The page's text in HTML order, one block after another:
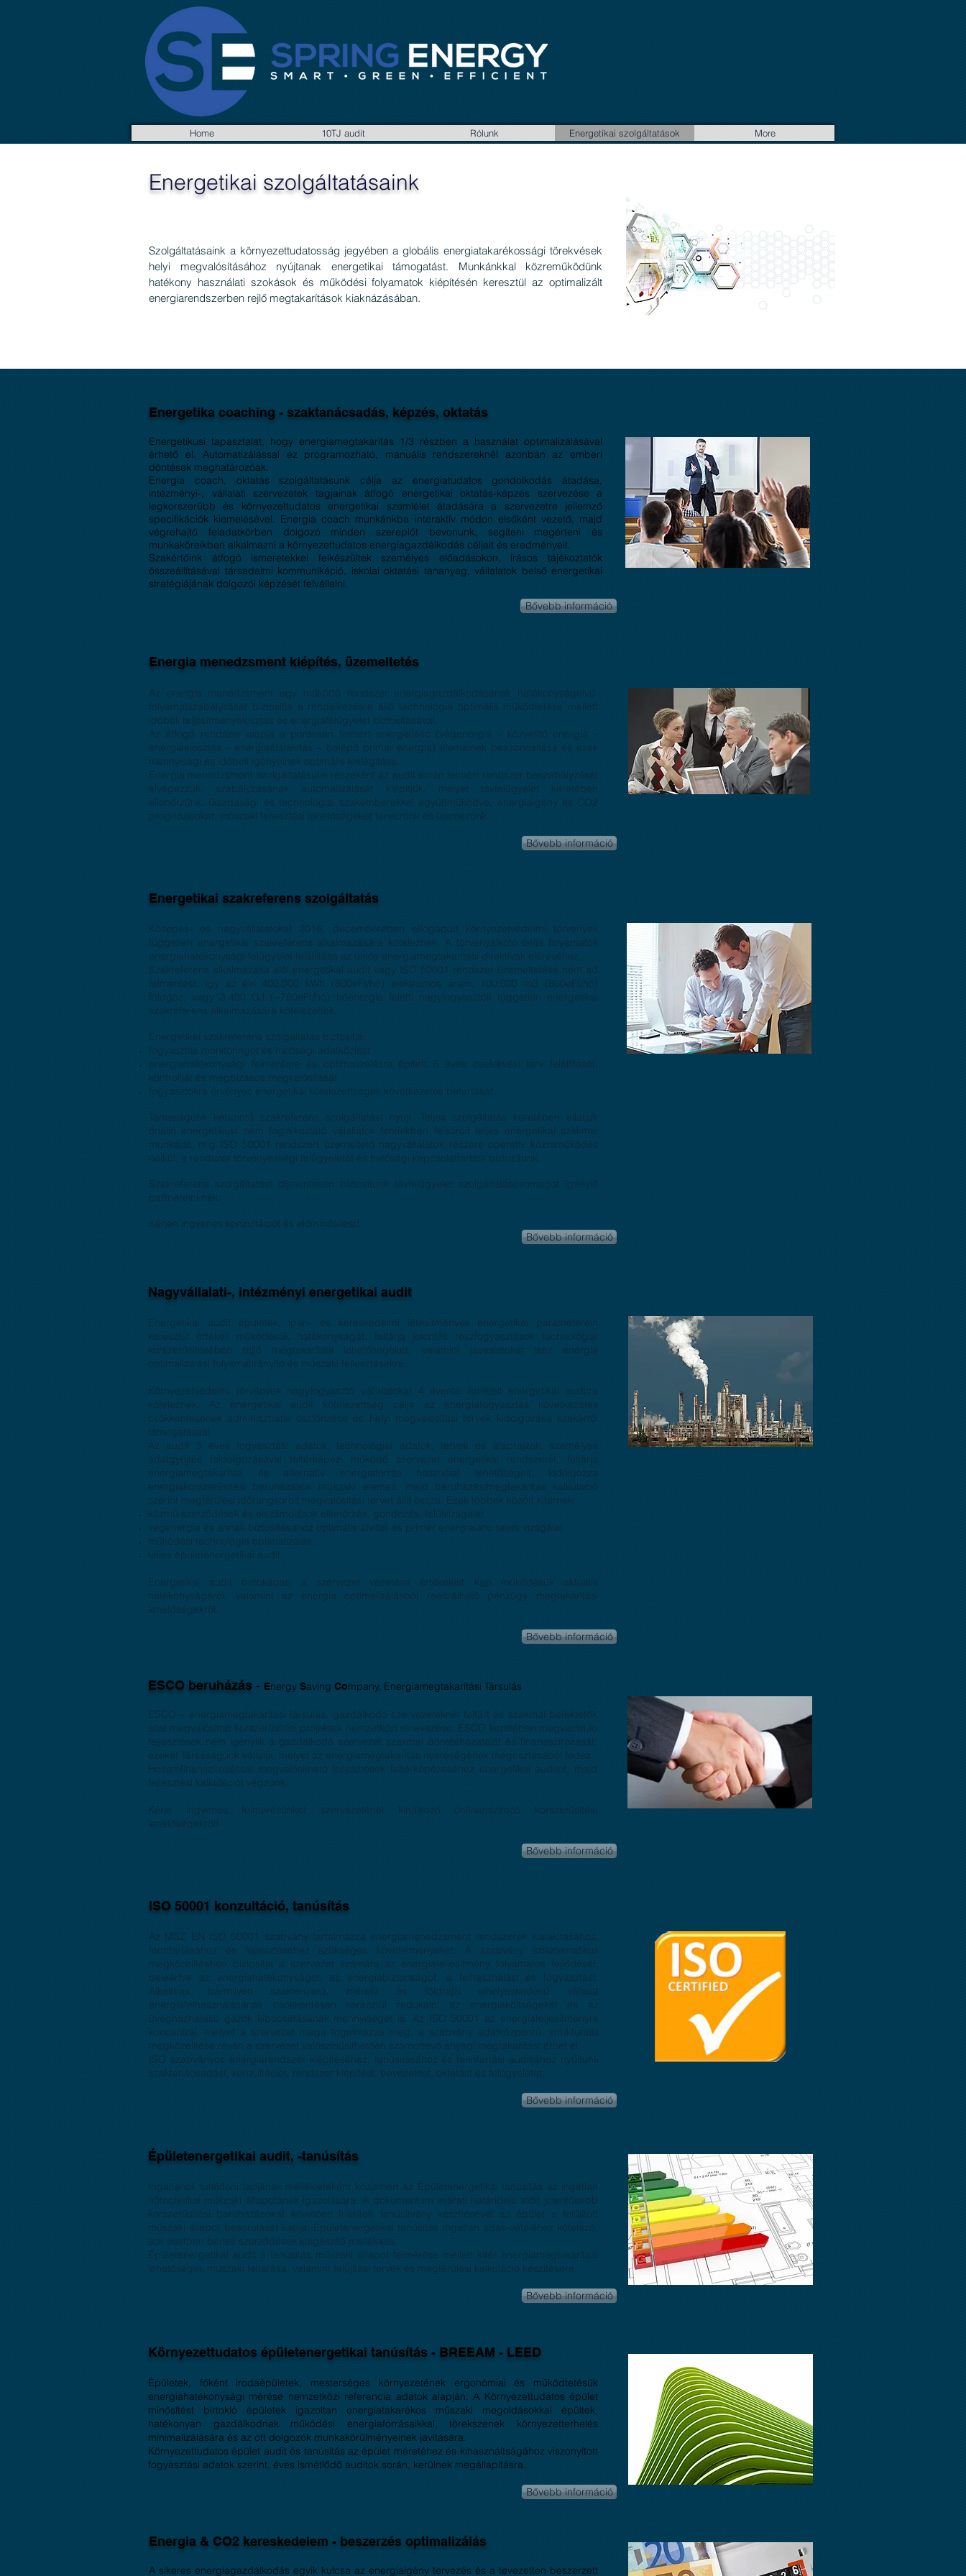
Home 10TJ audit Rólunk Energetikai szolgáltatások More
Energetikai szolgáltatásaink
Szolgáltatásaink a környezettudatosság jegyében a globális energiatakarékossági törekvések
helyi megvalósításához nyújtanak energetikai támogatást. Munkánkkal közreműködünk
hatékony használati szokások és működési folyamatok kiépítésén keresztül az optimalizált
energiarendszerben rejlő megtakarítások kiaknázásában.
Energetika coaching - szaktanácsadás, képzés, oktatás
Energetikusi tapasztalat, hogy energiamegtakarítás 1/3 részben a használat optimalizálásával
érhető el. Automatizálással ez programozható, manuális rendszereknél azonban az emberi
döntések meghatározóak.
Energia coach, oktatás szolgáltatásunk célja az energiatudatos gondolkodás átadása,
intézményi-, vállalati szervezetek tagjainak átfogó energetikai oktatás-képzés szervezése a
legkorszerűbb és környezettudatos energetikai szemlélet átadására a szervezetre jellemző
specifikációk kiemelésével. Energia coach munkánkba interaktív módon elsőként vezető, majd
végrehajtó feladatkörben dolgozó minden szereplőt bevonunk, segíteni megérteni és
munkaköreikben alkalmazni a környezettudatos energiagazdálkodás céljait és eredményeit.
Szakértőink átfogó ismeretekkel felkészültek személyes előadásokon, írásos tájékoztatók
összeállításával társadalmi kommunikáció, iskolai oktatási tananyag, vállalatok belső energetikai
stratégiájának dolgozói képzését felvállalni.
Bővebb információ
Energia menedzsment kiépítés, üzemeltetés
Az energia menedzsment egy működő rendszer energiagazdálkodásának hatékonyságelvű
folyamatszabályzását biztosítja a rendelkezésre álló technológia optimális működtetése mellett
időbeli teljesítményelosztás és energiafelügyelet biztosításával.
Az átfogó rendszer alapja a pontosan felmért energialánc (végenergia – közvetítő energia –
energiaelosztás – energiaátalakítás – belépő primer energia) elemeinek beazonosítása és ezek
mennyiségi és időbeli igényeinek optimális kielégítése.
Energia menedzsment szolgáltatásunk részeként az audit során felmért rendszer beszabályzását
elvégezzük, szabályzásának automatizálását kiépítjük, melyet távfelügyelet keretében
ellenőrzünk. Gazdasági és technológiai szakemberekkel együttműködve, energiaigény és CO2
prognózisokat, műszaki fejlesztési lehetőségeket tervezünk és ütemezünk.
Bővebb információ
Energetikai szakreferens szolgáltatás
Közepes- és nagyvállalatokat 2016. decemberében elfogadott környezetvédelmi törvények
független energetikai szakreferens alkalmazására köteleznek. A törvényalkotó célja folyamatos
energiahatékonysági felügyelet felállítása az úniós energiamegtakarítási direktívák eléréséhez.
Szakreferens alkalmazása alól energetikai audit vagy ISO 50001 rendszer üzemeltetése nem ad
felmentést, így az évi 400.000 kWh (800eFt/hó) elektromos áram, 100.000 m3 (800eFt/hó)
földgáz, vagy 3.400 GJ (~750eFt/hó) hőenergia feletti nagyfogyasztók független energetikai
szakreferens alkalmazására kötelezettek.
Energetikai szakreferens szolgáltatás biztosítja:
fogyasztás monitoringot és hatósági adatközlést
energiahatékonysági felmérésre és optimalizálásra épített 5 éves cselekvési terv felállítását,
kontrollját és megbízásos megvalósítását
fogyasztókra érvényes energetikai kötelezettségek következetes betartását
Társaságunk kétszintű szakreferens szolgáltatást nyújt. Teljes szolgáltatás keretében ellátjuk
önálló energetikust nem foglalkoztató válallatok fentiekben felsorolt teljes energetikai szakmai
munkáját, míg ISO 50001 rendszert üzemeltető nagyvállalatok részére operatív közreműködés
nélkül, a rendszer törvényességi felügyeletét és hatósági kapcsolattartást biztosítunk.
Szakreferens szolgáltatást díjmentesen biztosítunk távfelügyelet szolgáltatáscsomagot igénylő
partnereinknek.
Kérjen ingyenes konzultációt és előminősítést!
Bővebb információ
Nagyvállalati-, intézményi energetikai audit
Energetikai audit épületek, ipari- és kereskedelmi létesítmények energetikai paraméterein
keresztül értékeli működésük hatékonyságát, feltárja jelentős részfogyasztások technológiai
korszerűsítésében rejlő megtakarítási lehetőségeket, valamint javaslatokat tesz energia
optimalizálási folyamatirányító és műszaki fejlesztésekre.
Környezetvédelmi törvények nagyfogyasztó vállalatokat 4 évente ismételt energetikai auditra
köteleznek. Az energetikai audit kötelezettség célja az energiafogyasztás következetes
csökkentésének adminisztratív ösztönzése és helyi megvalósítási tervek kidolgozása szakértői
támogatással.
Az audit 3 éves fogyasztási adatok, technológiai adatok, tervek és alaprajzok, személyes
adatgyűjtés feldolgozásával feltérképezi működő szervezet energetikai rendszerét, feltárja
energiamegtakarítás és alternatív energiaforrás használat lehetőségeit, kidolgozza
energiakorszerűsítési beruházások műszaki elemeit, majd beruházás/megtakarítás kalkuláció
szerint megtérülési időrangsorolt megvalósítási tervet állít össze. Ezek többek között kitérnek:
közmű szerződések és elszámolások ellenőrzés, gondozás, felülvizsgálat
végenergia és annak biztosításához optimális átviteli és primer energialánc teljes vizsgálat
működési technológia optimalizálás
teljes épületenergetikai audit
Energetikai audit birtokában a szervezet vezetése értékelést kap működésük aktuális
hatékonyságáról, valamint az energia optimalizálásból realizálható pénzügy megtakarítási
lehetőségekről.
Bővebb információ
ESCO beruházás - Energy Saving Company, Energiamegtakarítási Társulás
ESCO – energiamegtakarítási társulás, gazdálkodó szervezeteknél feltárt és szakmai befektetők
által megvalósított korszerűsítési projektek nemzetközi elnevezése. ESCO keretében megvalósuló
fejlesztések nem igénylik a gazdálkodó szervezet szakmai döntéshozatalát és finanaszírozását,
ezeket Társaságunk vállalja, melyet az energiamegtakarítás nyereségének megosztásából fedez.
Hozamfinanszírozással megvalósítható fejlesztések feltérképézeséhez energetikai auditot, majd
fejlesztési kalkulációt végzünk.
Kérje ingyenes felmérésünket szervezeténél kínálkozó önfinanszírozó korszerűsítési
lehetőségekről!
Bővebb információ
ISO 50001 konzultáció, tanúsítás
Az MSZ EN ISO 50001 szabvány tartalmazza energiamenedzsment rendszerek kialakításához,
fenntartásához és fejlesztéséhez szükséges követelményeket. A szabvány szisztematikus
megközelítésben biztosítja a szervezet számára az energiateljesítmény folyamatos fejlődését,
beleértve az energiahatékonyságot , az energiabiztonságot, a felhasználást és fogyasztást.
Alkalmas bármilyen szakterületű, méretű és földrajzi elhelyezkedésű vállalat
energiafelhasználásának csökkentésén keresztül redukálni az energiaköltségeket és az
üvegházhatású gázok kibocsátásának mennyiségét is. Az ISO 50001 az energiateljesítményre
koncentrál, melyet a szervezet maga fogalmazza meg, a szabvány adatközpontú, strukturális
megközelítése révén a szervezet valószínűsíthetően számottevő anyagi megtakarítást érhet el.
ISO szabványos energiarendszer kiépítéséhez, tanúsításához és fenntartási auditjához nyújtunk
szaktanácsadást, konzultációt, rendszer kiépítést, bevezetést, oktatást és felügyeletet.
Bővebb információ
Épületenergetikai audit, -tanúsítás
Ingatlanok tulajdoni lapjának mellékleteként közismert az Épületenergetikai tanúsítás az ingatlan
hőtechnikai műszaki állapotának igazolására. A dokumentum lejárati határideje előtt jelentősebb
korszerűsítési beruházásokat követően frissített tanúsítvány készítésével az épület a felújított
műszaki állapot besorolását kapja. Épületenergetikai tanúsítás ingatlan adás-vételéhez kötelező,
sok esetben bérleti szerződések kiegészítő melléklete.
Épületenergetikai audit a tanúsítás műszaki állapot felmérése mellett kitér energiamegtakarítási
lehetőségek műszaki feltárása, valamint felújítási tervek és megtérülési kalkuláció készítésére.
Bővebb információ
Környezettudatos épületenergetikai tanúsítás - BREEAM - LEED
Épületek, főként irodaépületek, mesterséges környezetének ergonómiai és működtetésük
energiahatékonysági mérése nemzetközi referencia adatok alapján. A Környezettudatos épület
minősítést birtokló épületek igazoltan energiatakarékos műszaki megoldásokkal épültek,
hatékonyan gazdálkodnak működési energiaforrásaikkal, törekszenek környezetterhelés
minimalizálására és az ott dolgozók munkakörülményeinek javítására.
Környezettudatos épület audit és tanúsítás az épület méretéhez és kihasználtságához viszonyított
fogyasztási adatok szerint, éves ismétlődő auditok során, kerülnek megállapításra.
Bővebb információ
Energia & CO2 kereskedelem - beszerzés optimalizálás
A sikeres energiagazdálkodás egyik kulcsa az energiaigény tervezés és a tevezetten beszerzett